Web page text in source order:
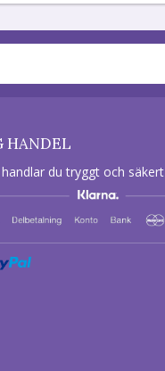
HANDEL
du tryggt och säkert